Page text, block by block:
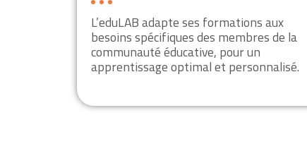
L’eduLAB adapte ses formations aux
besoins spécifiques des membres de la
communauté éducative, pour un
apprentissage optimal et personnalisé.